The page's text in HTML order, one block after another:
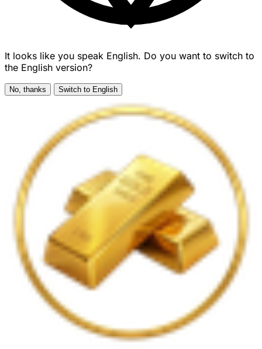
It looks like you speak English. Do you want to switch to
the English version?
No, thanks Switch to English